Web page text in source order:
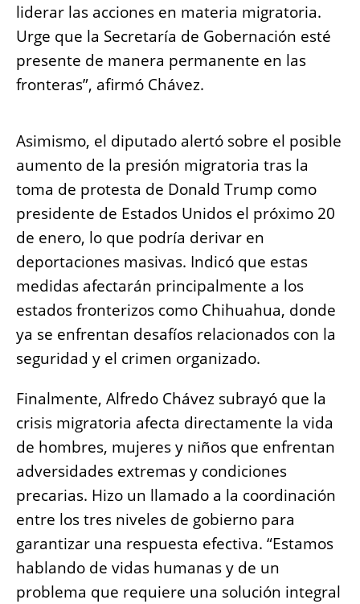
liderar las acciones en materia migratoria.
Urge que la Secretaría de Gobernación esté
presente de manera permanente en las
fronteras”, afirmó Chávez.
Asimismo, el diputado alertó sobre el posible
aumento de la presión migratoria tras la
toma de protesta de Donald Trump como
presidente de Estados Unidos el próximo 20
de enero, lo que podría derivar en
deportaciones masivas. Indicó que estas
medidas afectarán principalmente a los
estados fronterizos como Chihuahua, donde
ya se enfrentan desafíos relacionados con la
seguridad y el crimen organizado.
Finalmente, Alfredo Chávez subrayó que la
crisis migratoria afecta directamente la vida
de hombres, mujeres y niños que enfrentan
adversidades extremas y condiciones
precarias. Hizo un llamado a la coordinación
entre los tres niveles de gobierno para
garantizar una respuesta efectiva. “Estamos
hablando de vidas humanas y de un
problema que requiere una solución integral